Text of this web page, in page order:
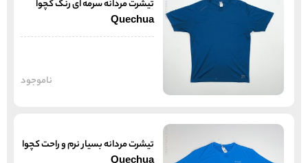
تیشرت مردانه سرمه ای رنگ کچوا
Quechua
ناموجود
تیشرت مردانه بسیار نرم و راحت کچوا